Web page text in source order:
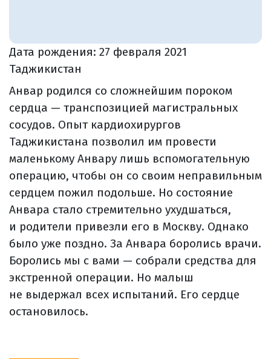
Дата рождения: 27 февраля 2021
Таджикистан
Анвар родился со сложнейшим пороком
сердца — транспозицией магистральных
сосудов. Опыт кардиохирургов
Таджикистана позволил им провести
маленькому Анвару лишь вспомогательную
операцию, чтобы он со своим неправильным
сердцем пожил подольше. Но состояние
Анвара стало стремительно ухудшаться,
и родители привезли его в Москву. Однако
было уже поздно. За Анвара боролись врачи.
Боролись мы с вами — собрали средства для
экстренной операции. Но малыш
не выдержал всех испытаний. Его сердце
остановилось.